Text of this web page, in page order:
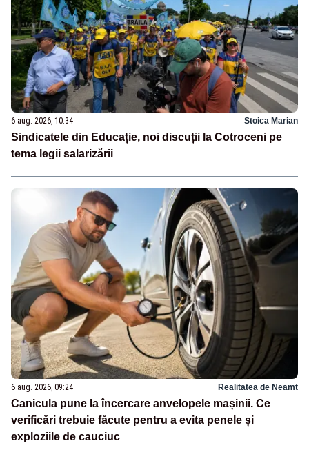
6 aug. 2026, 10:34 Stoica Marian
Sindicatele din Educație, noi discuții la Cotroceni pe
tema legii salarizării
6 aug. 2026, 09:24 Realitatea de Neamt
Canicula pune la încercare anvelopele mașinii. Ce
verificări trebuie făcute pentru a evita penele și
exploziile de cauciuc